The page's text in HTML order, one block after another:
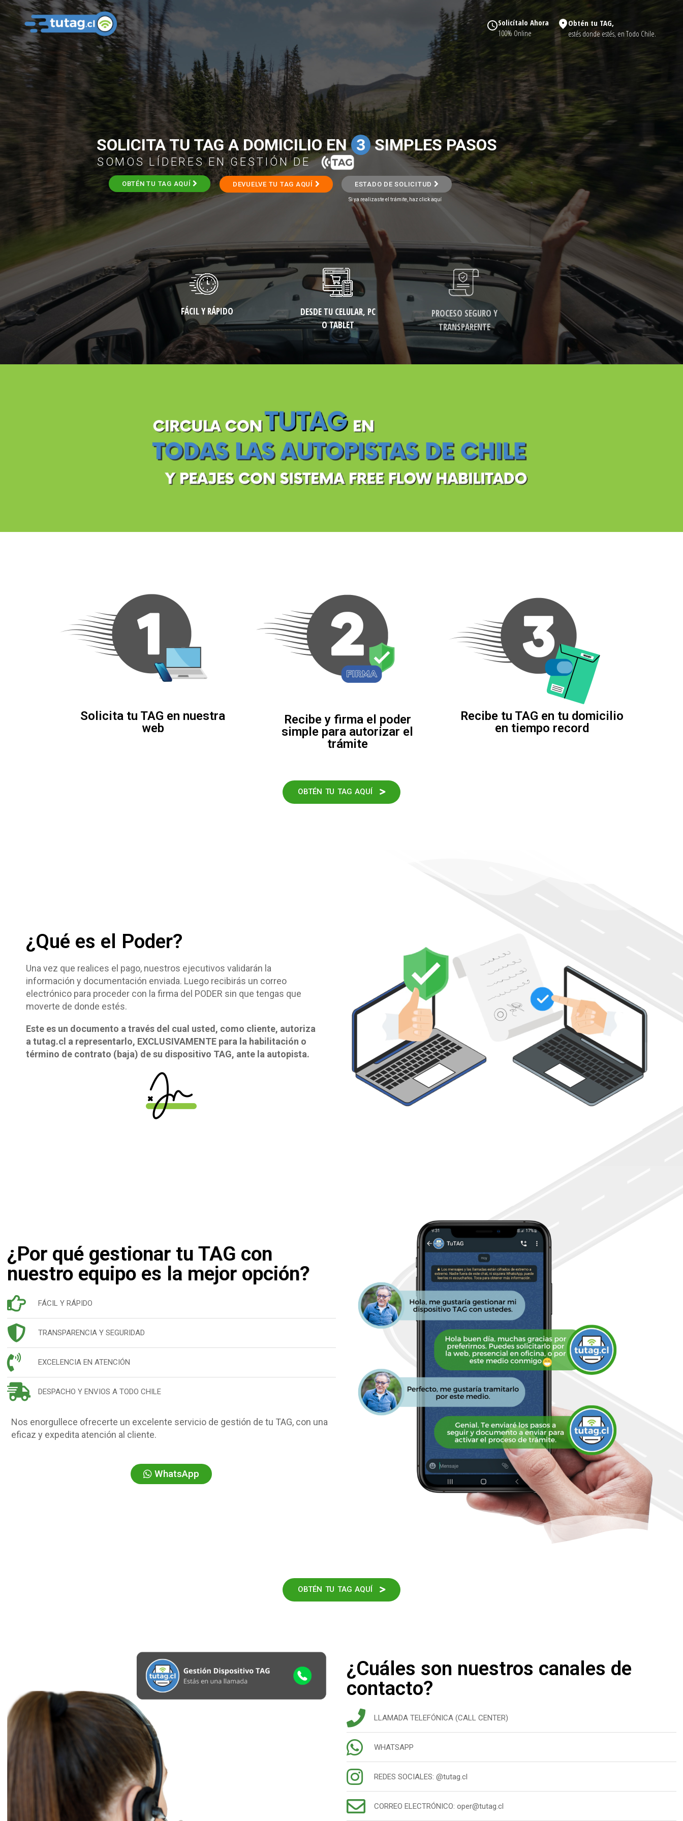
OBTÉN TU TAG AQUÍ
FÁCIL Y RÁPIDO
DESDE TU CELULAR, PC
O TABLET
PROCESO SEGURO Y
TRANSPARENTE
SOLICITA TU TAG A DOMICILIO EN 3 SIMPLES PASOS
SOMOS LÍDERES EN GESTIÓN DE
DEVUELVE TU TAG AQUÍ
Obtén tu TAG,
estés donde estés, en Todo Chile.
Solicítalo Ahora
100% Online
ESTADO DE SOLICITUD
Si ya realizaste el trámite, haz click aquí
Solicita tu TAG en nuestra
web
Recibe y firma el poder
simple para autorizar el
trámite
Recibe tu TAG en tu domicilio
en tiempo record
OBTÉN TU TAG AQUÍ
¿Qué es el Poder?
Una vez que realices el pago, nuestros ejecutivos validarán la
información y documentación enviada. Luego recibirás un correo
electrónico para proceder con la firma del PODER sin que tengas que
moverte de donde estés.
Este es un documento a través del cual usted, como cliente, autoriza
a tutag.cl a representarlo, EXCLUSIVAMENTE para la habilitación o
término de contrato (baja) de su dispositivo TAG, ante la autopista.
¿Por qué gestionar tu TAG con
nuestro equipo es la mejor opción?
FÁCIL Y RÁPIDO
TRANSPARENCIA Y SEGURIDAD
EXCELENCIA EN ATENCIÓN
DESPACHO Y ENVIOS A TODO CHILE
Nos enorgullece ofrecerte un excelente servicio de gestión de tu TAG, con una
eficaz y expedita atención al cliente.
WhatsApp
OBTÉN TU TAG AQUÍ
¿Cuáles son nuestros canales de
contacto?
LLAMADA TELEFÓNICA (CALL CENTER)
WHATSAPP
REDES SOCIALES: @tutag.cl
CORREO ELECTRÓNICO:oper@tutag.cl